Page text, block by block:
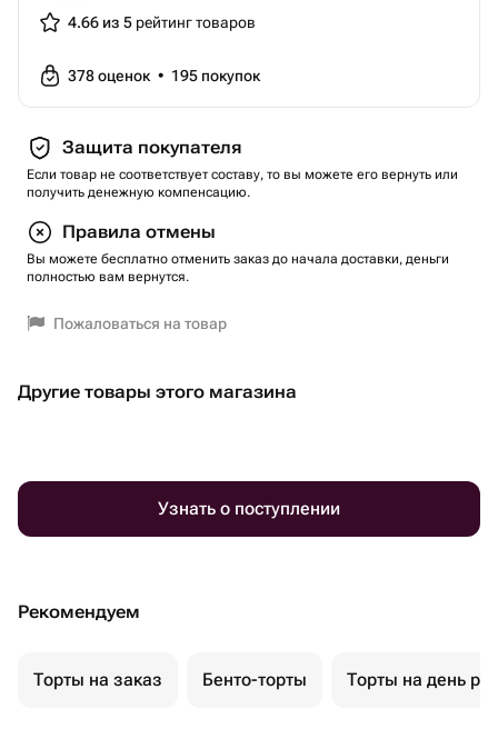
4.66 из 5 рейтинг товаров
378оценок • 195 покупок
Защита покупателя
Если товар не соответствует составу, то вы можете его вернуть или
получить денежную компенсацию.
Правила отмены
Вы можете бесплатно отменить заказ до начала доставки, деньги
полностью вам вернутся.
Пожаловаться на товар
Другие товары этого магазина
Узнать о поступлении
Рекомендуем
Торты на заказ Бенто-торты Торты на день